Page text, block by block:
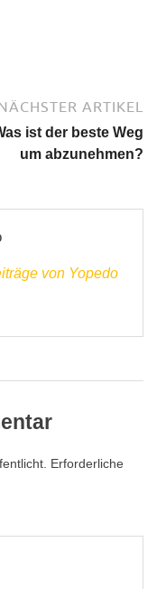
ARTIKEL
ist der beste Weg
um abzunehmen?
von Yopedo
Erforderliche